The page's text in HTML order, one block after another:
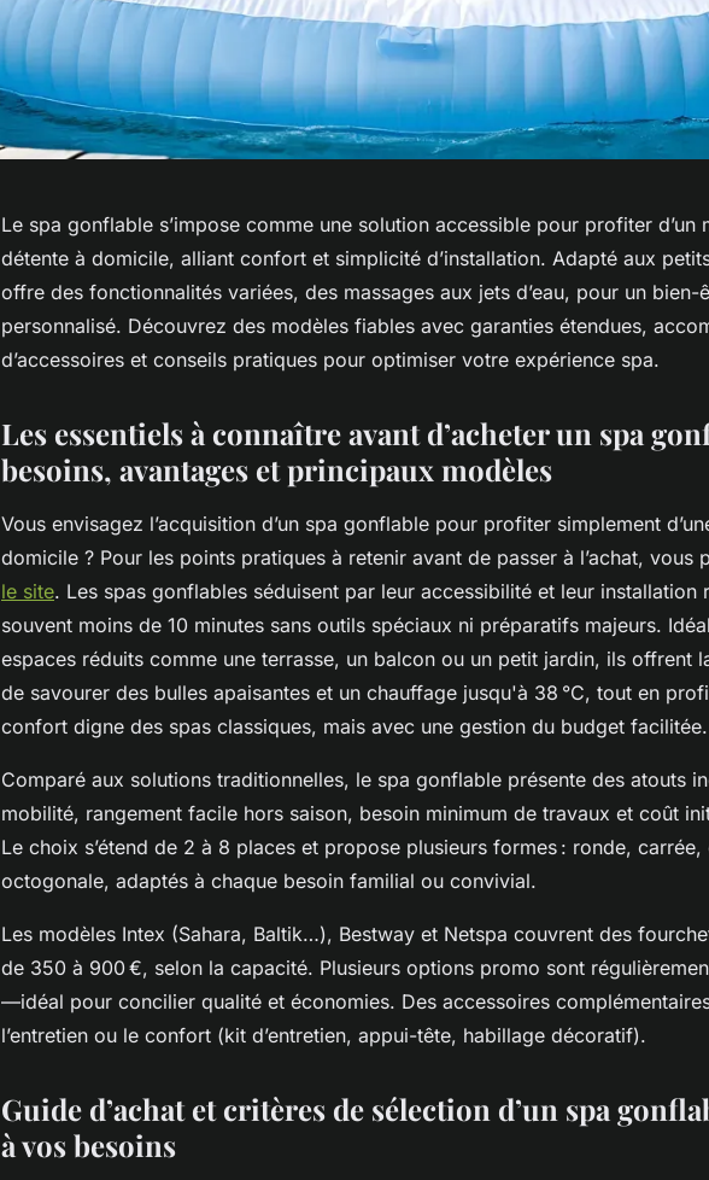
Le spa gonflable s’impose comme une solution accessible pour profiter d’un
détente à domicile, alliant confort et simplicité d’installation. Adapté aux
offre des fonctionnalités variées, des massages aux jets d’eau, pour un bien-
personnalisé. Découvrez des modèles fiables avec garanties étendues,
d’accessoires et conseils pratiques pour optimiser votre expérience spa.
Les essentiels à connaître avant d’acheter un spa
besoins, avantages et principaux modèles
Vous envisagez l’acquisition d’un spa gonflable pour profiter simplement
domicile ? Pour les points pratiques à retenir avant de passer à l’achat, vous
le site. Les spas gonflables séduisent par leur accessibilité et leur
souvent moins de 10 minutes sans outils spéciaux ni préparatifs majeurs.
espaces réduits comme une terrasse, un balcon ou un petit jardin, ils offrent
de savourer des bulles apaisantes et un chauffage jusqu'à 38 °C, tout en
confort digne des spas classiques, mais avec une gestion du budget facilitée.
Comparé aux solutions traditionnelles, le spa gonflable présente des atouts
mobilité, rangement facile hors saison, besoin minimum de travaux et coût
Le choix s’étend de 2 à 8 places et propose plusieurs formes : ronde, carrée,
octogonale, adaptés à chaque besoin familial ou convivial.
Les modèles Intex (Sahara, Baltik…), Bestway et Netspa couvrent des
de 350 à 900 €, selon la capacité. Plusieurs options promo sont
—idéal pour concilier qualité et économies. Des accessoires
l’entretien ou le confort (kit d’entretien, appui-tête, habillage décoratif).
Guide d’achat et critères de sélection d’un spa
à vos besoins